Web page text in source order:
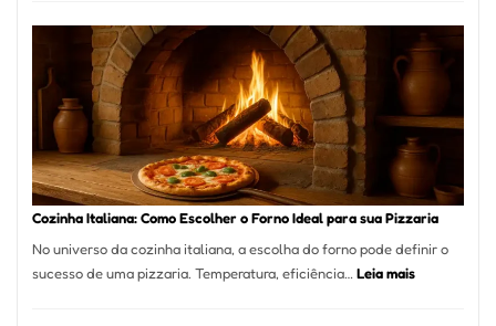
Encontrar
um
Bom
Lugar
para
Comer?
Este
Portal
Resolver
Isso
Cozinha Italiana: Como Escolher o Forno Ideal para sua Pizzaria
No universo da cozinha italiana, a escolha do forno pode definir o
sucesso de uma pizzaria. Temperatura, eficiência…Leia mais: